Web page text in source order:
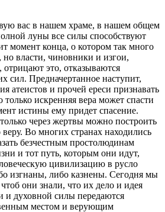
вас в нашем храме, в нашем общем
луны все силы способствуют
момент конца, о котором так много
власти, чиновники и изгои,
отрицают это, отказываются
сил. Предначертанное наступит,
атеистов и прочей ереси признавать
искренняя вера может спасти
истины ему придет спасение.
через жертвы можно построить
Во многих странах находились
безчестным простолюдинам
и тот путь, которым они идут,
цивилизацию в русло
изгнаны, либо казнены. Сегодня мы
они знали, что их дело и идея
духовной силы передаются
местом и верующим